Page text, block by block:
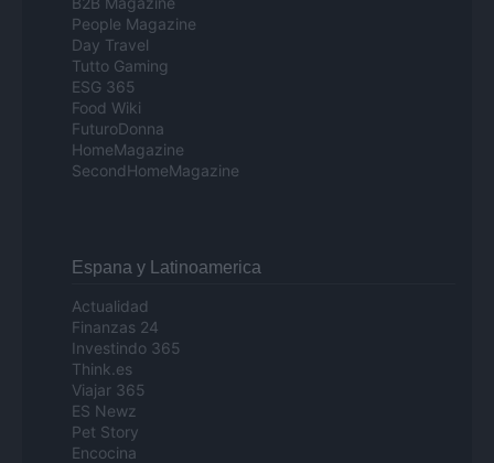
People Magazine
Day Travel
Tutto Gaming
ESG 365
Food Wiki
FuturoDonna
HomeMagazine
SecondHomeMagazine
Espana y Latinoamerica
Actualidad
Finanzas 24
Investindo 365
Think.es
Viajar 365
ES Newz
Pet Story
Encocina